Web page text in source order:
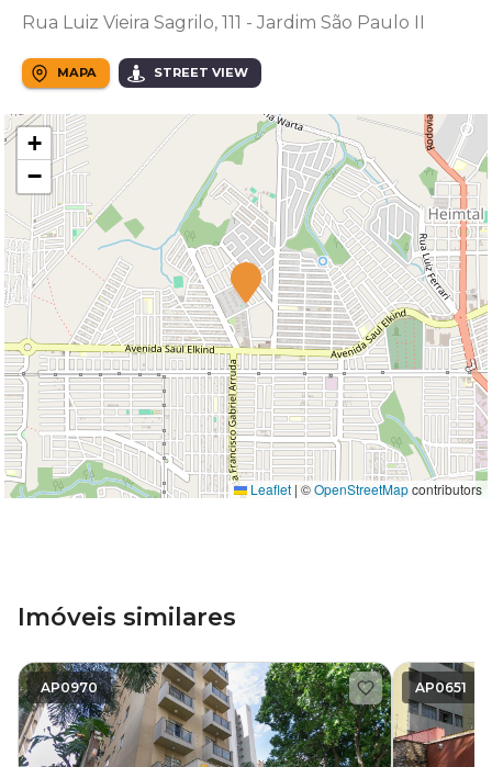
Rua Luiz Vieira Sagrilo, 111 - Jardim São Paulo II
MAPA STREET VIEW
+
−
Leaflet | ©OpenStreetMapcontributors
Imóveis similares
AP0970 AP0651